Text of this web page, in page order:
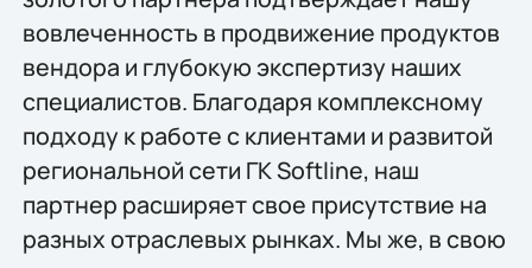
вовлеченность в продвижение продуктов
вендора и глубокую экспертизу наших
специалистов. Благодаря комплексному
подходу к работе с клиентами и развитой
региональной сети ГК Softline, наш
партнер расширяет свое присутствие на
разных отраслевых рынках. Мы же, в свою